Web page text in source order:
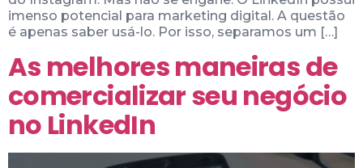
imenso potencial para marketing digital. A questão
é apenas saber usá-lo. Por isso, separamos um […]
As melhores maneiras de
comercializar seu negócio
no LinkedIn